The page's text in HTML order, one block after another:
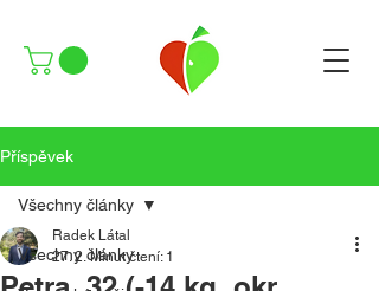
Příspěvek
Všechny články
Všechny články
Radek Látal
27. 2. Minut čtení: 1